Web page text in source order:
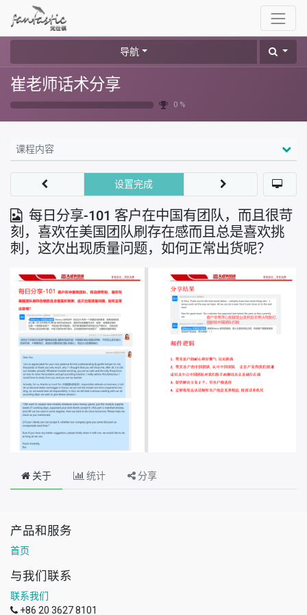
导航
崔老师话术分享
0 %
课程内容
每日分享-101 客户在中国有团队，而且很苛
刻，喜欢在美国团队刷存在感而且总是喜欢挑
刺，这次出现质量问题，如何正常出货呢？
设置完成
关于 统计 分享
产品和服务
首页
与我们联系
联系我们
+86 20 3627 8101